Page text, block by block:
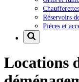
Réservoirs
Pièces et
Locations